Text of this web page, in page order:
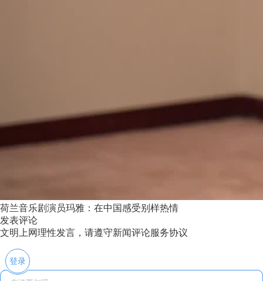
荷兰音乐剧演员玛雅：在中国感受别样热情
发表评论
文明上网理性发言，请遵守新闻评论服务协议
登录